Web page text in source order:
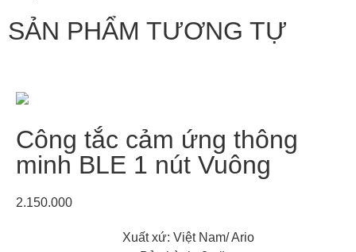
SẢN PHẨM TƯƠNG TỰ
Công tắc cảm ứng thông
minh BLE 1 nút Vuông
2.150.000
Xuất xứ: Việt Nam/ Ario